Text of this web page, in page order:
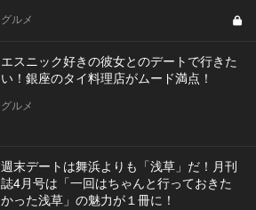
グルメ
エスニック好きの彼女とのデートで行きた
い！銀座のタイ料理店がムード満点！
グルメ
週末デートは舞浜よりも「浅草」だ！月刊
誌4月号は「一回はちゃんと行っておきた
かった浅草」の魅力が１冊に！